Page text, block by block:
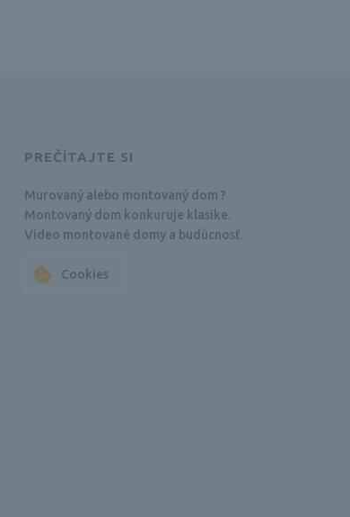
PREČÍTAJTE SI
Murovaný alebo montovaný dom ?
Montovaný dom konkuruje klasike.
Video montované domy a budúcnosť.
Cookies